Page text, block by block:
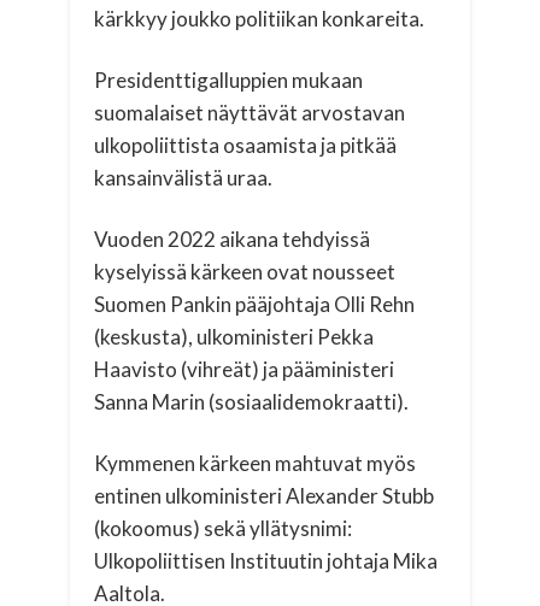
kärkkyy joukko politiikan konkareita.
Presidenttigalluppien mukaan
suomalaiset näyttävät arvostavan
ulkopoliittista osaamista ja pitkää
kansainvälistä uraa.
Vuoden 2022 aikana tehdyissä
kyselyissä kärkeen ovat nousseet
Suomen Pankin pääjohtaja Olli Rehn
(keskusta), ulkoministeri Pekka
Haavisto (vihreät) ja pääministeri
Sanna Marin (sosiaalidemokraatti).
Kymmenen kärkeen mahtuvat myös
entinen ulkoministeri Alexander Stubb
(kokoomus) sekä yllätysnimi:
Ulkopoliittisen Instituutin johtaja Mika
Aaltola.